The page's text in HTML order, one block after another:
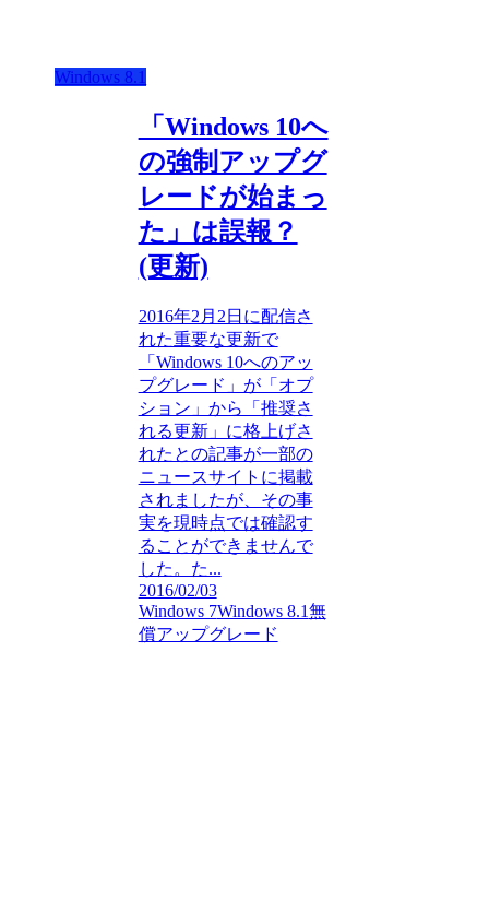
Windows 8.1
「Windows 10へ
の強制アップグ
レードが始まっ
た」は誤報？
(更新)
2016年2月2日に配信さ
れた重要な更新で
「Windows 10へのアッ
プグレード」が「オプ
ション」から「推奨さ
れる更新」に格上げさ
れたとの記事が一部の
ニュースサイトに掲載
されましたが、その事
実を現時点では確認す
ることができませんで
した。た...
2016/02/03
Windows 7Windows 8.1無
償アップグレード